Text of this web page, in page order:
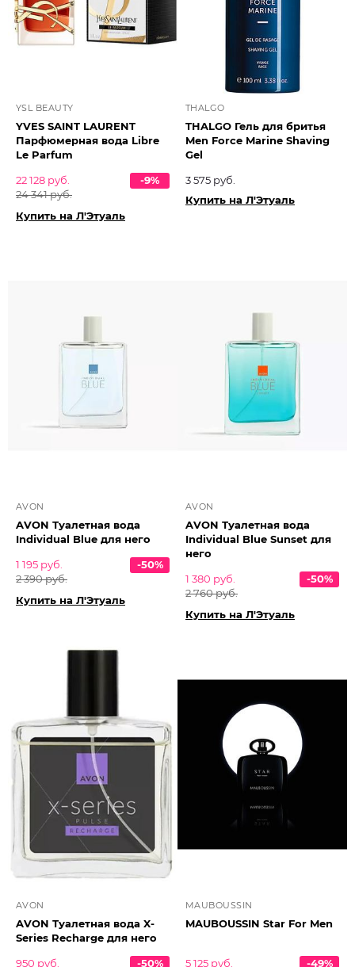
YSL BEAUTY
YVES SAINT LAURENT
Парфюмерная вода Libre
Le Parfum
22 128 руб.
24 341 руб.
-9%
Купить на Л'Этуаль
THALGO
THALGO Гель для бритья
Men Force Marine Shaving
Gel
3 575 руб.
Купить на Л'Этуаль
AVON
AVON Туалетная вода
Individual Blue для него
1 195 руб.
2 390 руб.
-50%
Купить на Л'Этуаль
AVON
AVON Туалетная вода
Individual Blue Sunset для
него
1 380 руб.
2 760 руб.
-50%
Купить на Л'Этуаль
AVON
AVON Туалетная вода X-
Series Recharge для него
950 руб.
-50%
MAUBOUSSIN
MAUBOUSSIN Star For Men
5 125 руб. -49%